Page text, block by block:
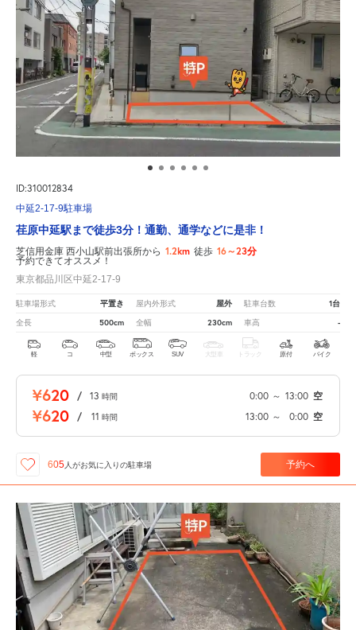
ID:310012834
中延2-17-9駐車場
荏原中延駅まで徒歩3分！通勤、通学などに是非！
芝信用金庫 西小山駅前出張所から 1.2km 徒歩 16～23分
予約できてオススメ！
東京都品川区中延2-17-9
駐車場形式 平置き 屋内外形式 屋外 駐車台数 1台
全長 500cm 全幅 230cm 車高 -
軽 コ 中型 ボックス SUV 大型車 トラック 原付 バイク
¥620 / 13 時間 0:00 ～ 13:00 空
¥620 / 11 時間 13:00 ～ 0:00 空
605人がお気に入りの駐車場 予約へ